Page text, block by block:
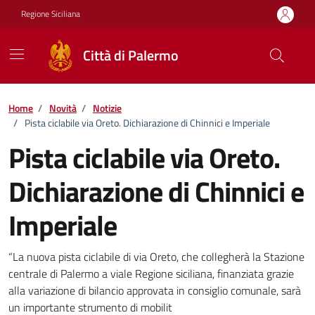
Vai ai contenuti
Vai al footer
Regione Siciliana
Città di Palermo
Home / Novità / Notizie
/ Pista ciclabile via Oreto. Dichiarazione di Chinnici e Imperiale
Pista ciclabile via Oreto.
Dichiarazione di Chinnici e
Imperiale
Dettagli della notizia
“La nuova pista ciclabile di via Oreto, che collegherà la Stazione
centrale di Palermo a viale Regione siciliana, finanziata grazie
alla variazione di bilancio approvata in consiglio comunale, sarà
un importante strumento di mobilit